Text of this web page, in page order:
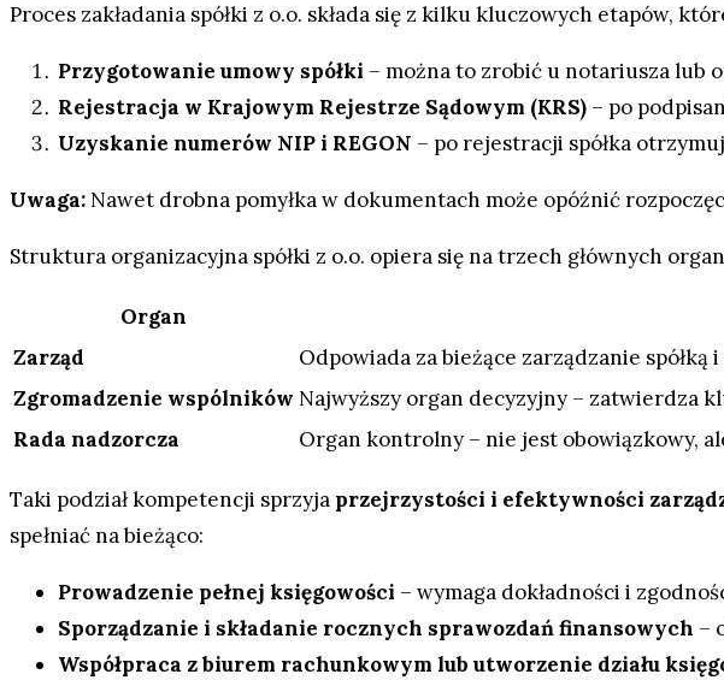
Proces zakładania spółki z o.o. składa się z kilku kluczowych etapów,
Przygotowanie umowy spółki – można to zrobić u notariusza lub
Rejestracja w Krajowym Rejestrze Sądowym (KRS) – po
Uzyskanie numerów NIP i REGON – po rejestracji spółka
Uwaga: Nawet drobna pomyłka w dokumentach może opóźnić
Struktura organizacyjna spółki z o.o. opiera się na trzech głównych
Organ
Zarząd
Odpowiada za bieżące zarządzanie
Zgromadzenie wspólników Najwyższy organ decyzyjny – zatwierdza
Rada nadzorcza
Organ kontrolny – nie jest obowiązkowy,
Taki podział kompetencji sprzyja przejrzystości i efektywności
spełniać na bieżąco:
Prowadzenie pełnej księgowości – wymaga dokładności i
Sporządzanie i składanie rocznych sprawozdań finansowych –
Współpraca z biurem rachunkowym lub utworzenie działu